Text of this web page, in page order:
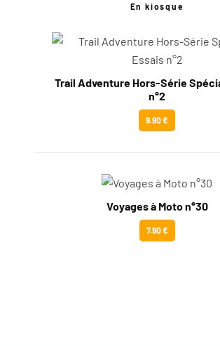
En kiosque
Trail Adventure Hors-Série
n°2
9.90 €
Voyages à Moto n°30
7.90 €